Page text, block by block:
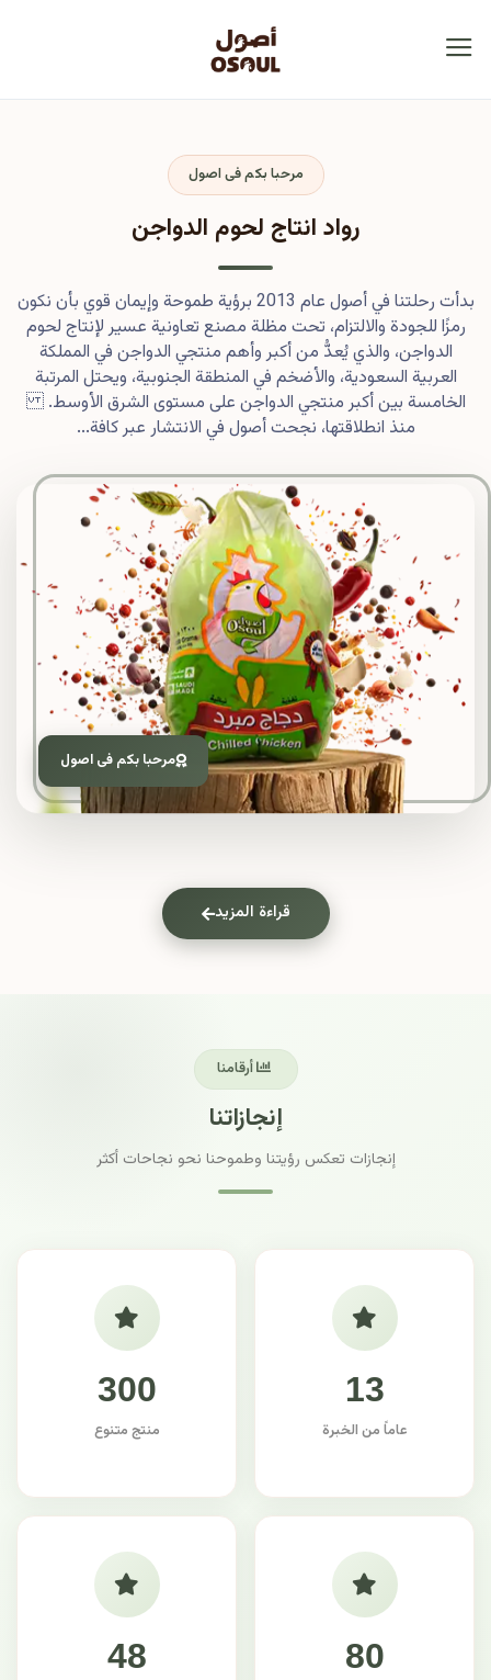
مرحبا بكم فى اصول
مرحبا بكم فى اصول
رواد انتاج لحوم الدواجن
بدأت رحلتنا في أصول عام 2013 برؤية طموحة وإيمان قوي بأن نكون
رمزًا للجودة والالتزام، تحت مظلة مصنع تعاونية عسير لإنتاج لحوم
الدواجن، والذي يُعدُّ من أكبر وأهم منتجي الدواجن في المملكة
العربية السعودية، والأضخم في المنطقة الجنوبية، ويحتل المرتبة
الخامسة بين أكبر منتجي الدواجن على مستوى الشرق الأوسط.
منذ انطلاقتها، نجحت أصول في الانتشار عبر كافة...
قراءة المزيد
أرقامنا
إنجازاتنا
إنجازات تعكس رؤيتنا وطموحنا نحو نجاحات أكثر
13
عاماً من الخبرة
300
منتج متنوع
80
48